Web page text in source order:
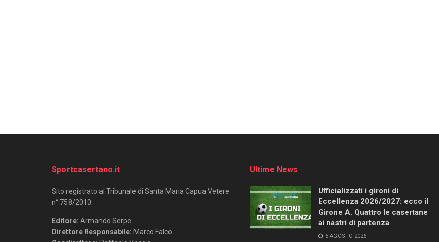
Sportcasertano.it
Sito registrato al Tribunale di Santa Maria Capua Vetere
n° 758/2010.
Editore: Armando Serpe
Direttore Responsabile: Marco Falco
Ultime News
Ufficializzati i gironi di
Eccellenza 2026/2027: ecco il
Girone A. Quattro le casertane
ai nastri di partenza
5 AGOSTO 2026